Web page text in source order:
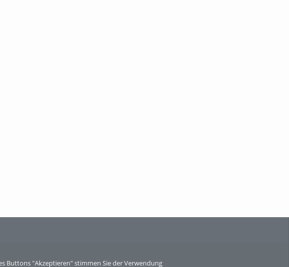
Buttons "Akzeptieren" stimmen Sie der Verwendung